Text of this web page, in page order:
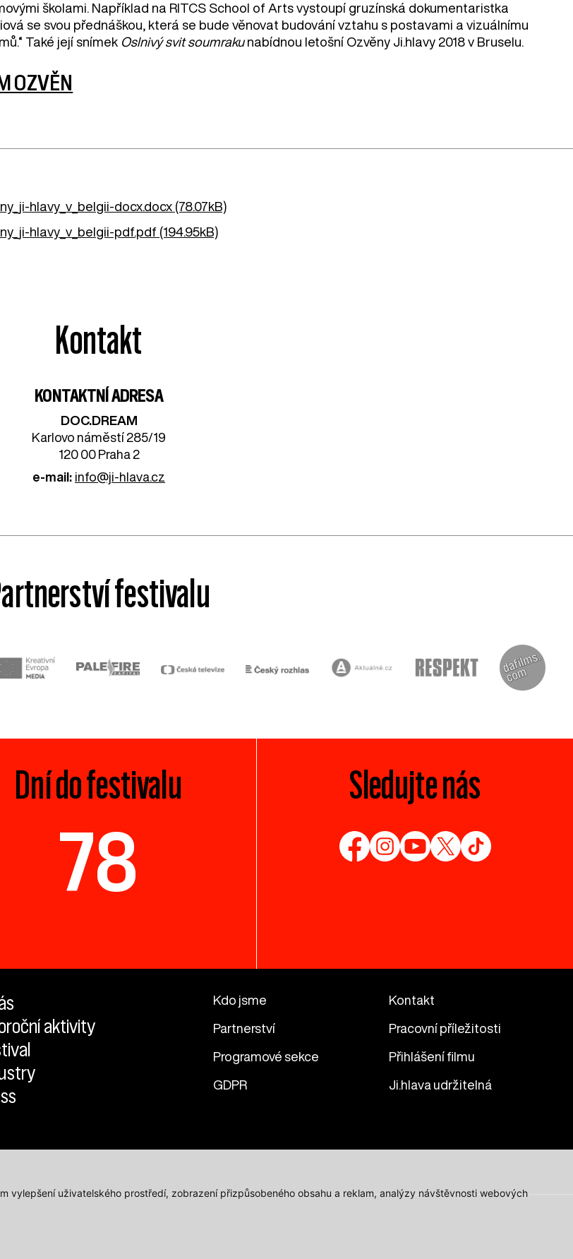
vylepšení uživatelského prostředí, zobrazení přizpůsobeného obsahu a reklam, analýzy návštěvnosti webových
školami. Například na RITCS School of Arts vystoupí gruzínská dokumentaristka
se svou přednáškou, která se bude věnovat budování vztahu s postavami a vizuálnímu
Také její snímek Oslnivý svit soumrakunabídnou letošní Ozvěny Ji.hlavy 2018 v Bruselu.
OZVĚN
hlavy_v_belgii-docx.docx (78.07kB)
hlavy_v_belgii-pdf.pdf (194.95kB)
Kontakt
KONTAKTNÍ ADRESA
DOC.DREAM​
Karlovo náměstí 285/19
120 00 Praha 2
e-mail: info@ji-hlava.cz
festivalu
Dní do festivalu
78
Sledujte nás
aktivity
Kdo jsme Kontakt
Partnerství Pracovní příležitosti
Programové sekce Přihlášení filmu
GDPR Ji.hlava udržitelná